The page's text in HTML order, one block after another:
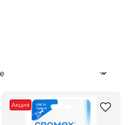
Акция